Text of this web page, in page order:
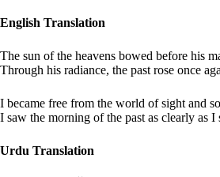
English Translation
The sun of the heavens bowed before his
Through his radiance, the past rose once
I became free from the world of sight and
I saw the morning of the past as clearly as I
Urdu Translation